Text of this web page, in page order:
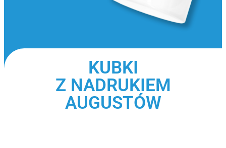
KUBKI
Z NADRUKIEM
AUGUSTÓW